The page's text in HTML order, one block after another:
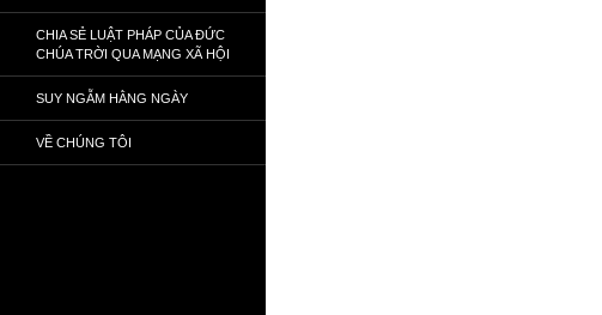
CHIA SẺ LUẬT PHÁP CỦA ĐỨC
CHÚA TRỜI QUA MẠNG XÃ HỘI
SUY NGẪM HẰNG NGÀY
VỀ CHÚNG TÔI